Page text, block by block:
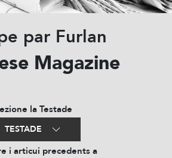
par Furlan
Magazine
la Testade
TESTADE
i articui precedents a